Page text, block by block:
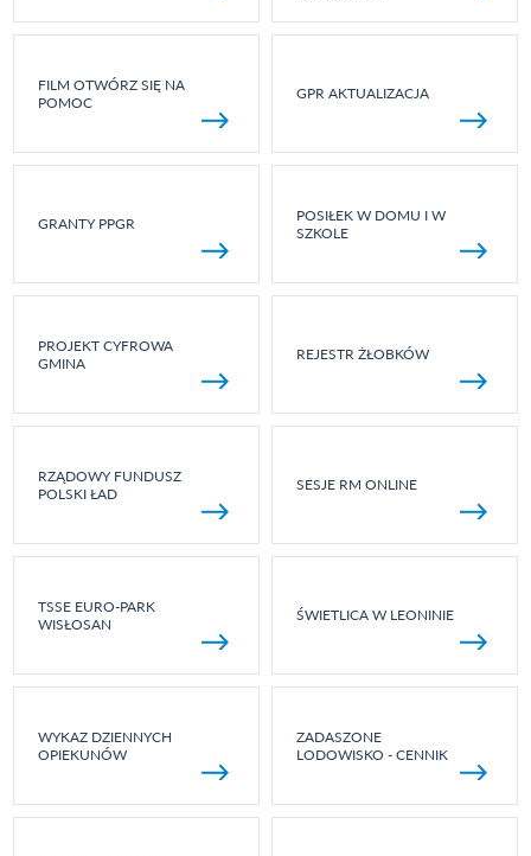
FILM OTWÓRZ SIĘ NA
POMOC
GPR AKTUALIZACJA
GRANTY PPGR
POSIŁEK W DOMU I W
SZKOLE
PROJEKT CYFROWA
GMINA
REJESTR ŻŁOBKÓW
RZĄDOWY FUNDUSZ
POLSKI ŁAD
SESJE RM ONLINE
TSSE EURO-PARK
WISŁOSAN
ŚWIETLICA W LEONINIE
WYKAZ DZIENNYCH
OPIEKUNÓW
ZADASZONE
LODOWISKO - CENNIK